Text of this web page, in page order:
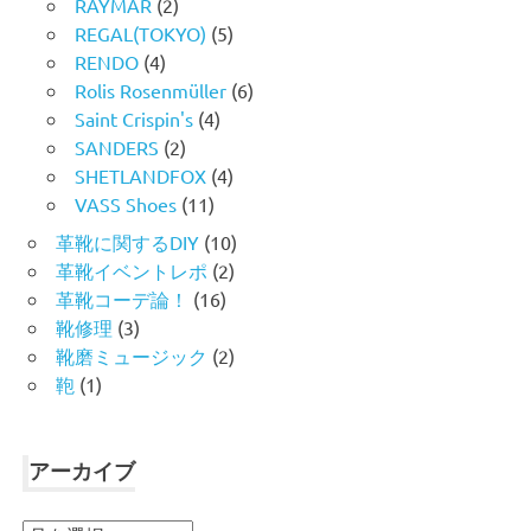
RAYMAR (2)
REGAL(TOKYO) (5)
RENDO (4)
Rolis Rosenmüller (6)
Saint Crispin's (4)
SANDERS (2)
SHETLANDFOX (4)
VASS Shoes (11)
革靴に関するDIY (10)
革靴イベントレポ (2)
革靴コーデ論！ (16)
靴修理 (3)
靴磨ミュージック (2)
鞄 (1)
アーカイブ